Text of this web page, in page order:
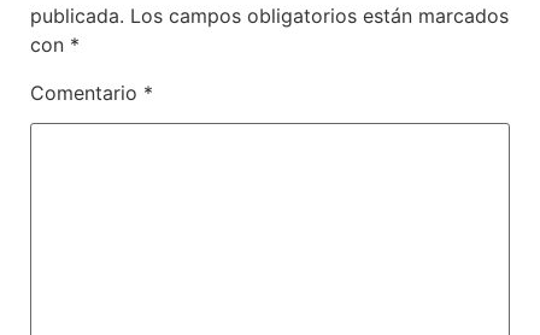
publicada. Los campos obligatorios están marcados
con *
Comentario *